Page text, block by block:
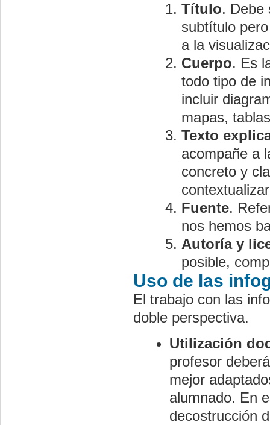
Título. Debe
subtítulo
a la
Cuerpo. Es
todo tipo de
incluir
mapas,
Texto
acompañe a
concreto y
Fuente.
nos hemos
Autoría y
posible,
Uso de las
El trabajo con las
doble perspectiva.
Utilización
profesor
mejor
alumnado. En
decostrucción